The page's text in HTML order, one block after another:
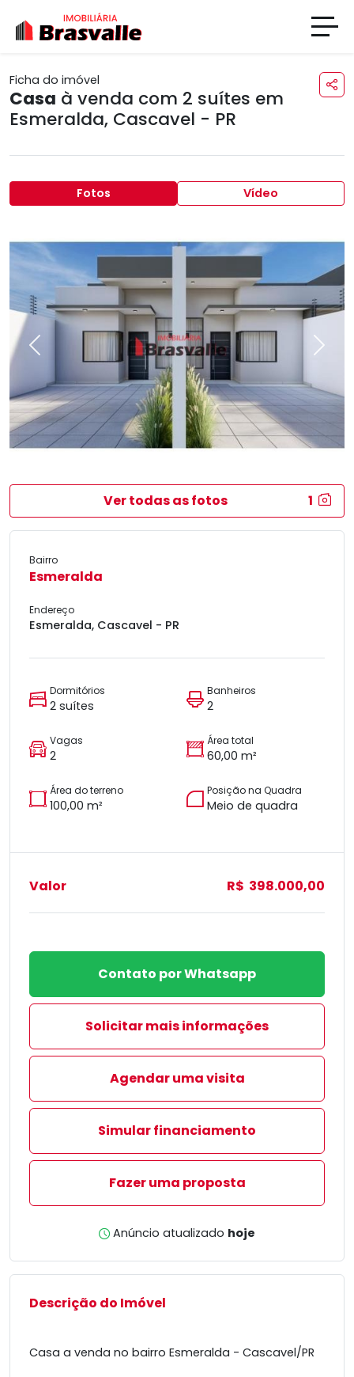
Ficha do imóvel
Casa à venda com 2 suítes em
Esmeralda, Cascavel - PR
Fotos Vídeo
Previous Next
Ver todas as fotos 1
Bairro
Esmeralda
Endereço
Esmeralda, Cascavel - PR
Dormitórios
2 suítes
Banheiros
2
Vagas
2
Área total
60,00 m²
Área do terreno
100,00 m²
Posição na Quadra
Meio de quadra
Valor R$ 398.000,00
Contato por Whatsapp
Solicitar mais informações
Agendar uma visita
Simular financiamento
Fazer uma proposta
Anúncio atualizado hoje
Descrição do Imóvel
Casa a venda no bairro Esmeralda - Cascavel/PR